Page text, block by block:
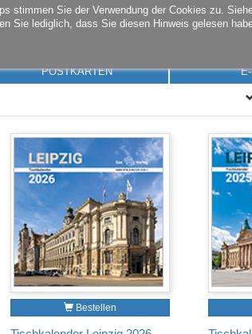
stimmen Sie der Verwendung der Cookies zu.
Sie lediglich, dass Sie diesen Hinweis gelesen
POSTKARTEN
Bestellen